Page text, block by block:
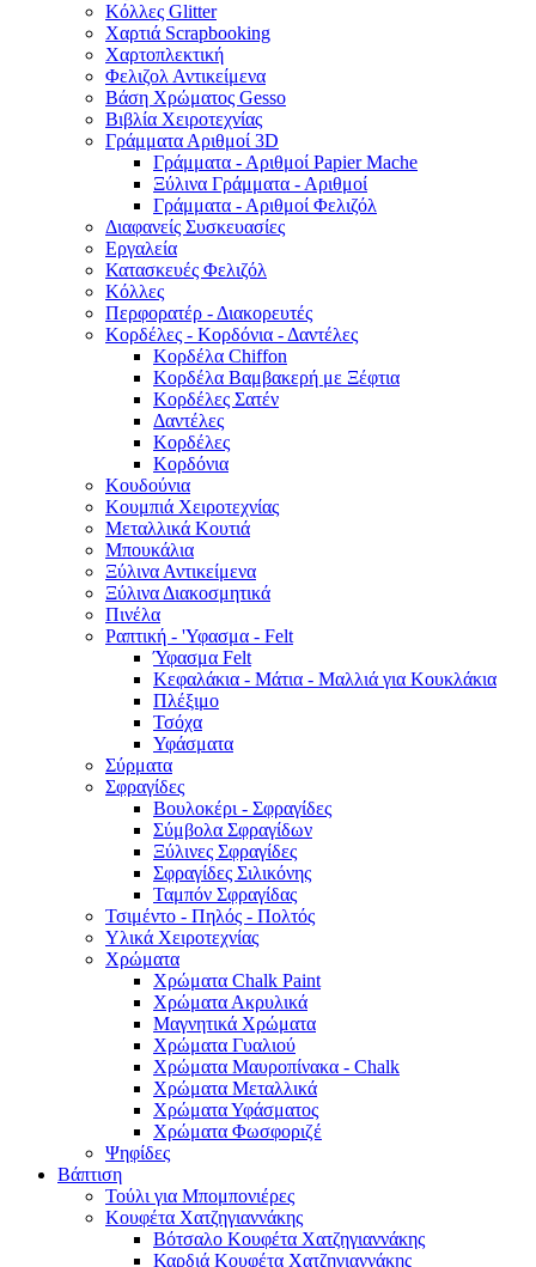
Κόλλες Glitter
Χαρτιά Scrapbooking
Χαρτοπλεκτική
Φελιζολ Αντικείμενα
Βάση Χρώματος Gesso
Βιβλία Χειροτεχνίας
Γράμματα Αριθμοί 3D
Γράμματα - Αριθμοί Papier Mache
Ξύλινα Γράμματα - Αριθμοί
Γράμματα - Αριθμοί Φελιζόλ
Διαφανείς Συσκευασίες
Εργαλεία
Κατασκευές Φελιζόλ
Κόλλες
Περφορατέρ - Διακορευτές
Κορδέλες - Κορδόνια - Δαντέλες
Κορδέλα Chiffon
Κορδέλα Βαμβακερή με Ξέφτια
Κορδέλες Σατέν
Δαντέλες
Κορδέλες
Κορδόνια
Κουδούνια
Κουμπιά Χειροτεχνίας
Μεταλλικά Κουτιά
Μπουκάλια
Ξύλινα Αντικείμενα
Ξύλινα Διακοσμητικά
Πινέλα
Ραπτική - 'Υφασμα - Felt
Ύφασμα Felt
Κεφαλάκια - Μάτια - Μαλλιά για Κουκλάκια
Πλέξιμο
Τσόχα
Υφάσματα
Σύρματα
Σφραγίδες
Βουλοκέρι - Σφραγίδες
Σύμβολα Σφραγίδων
Ξύλινες Σφραγίδες
Σφραγίδες Σιλικόνης
Ταμπόν Σφραγίδας
Τσιμέντο - Πηλός - Πολτός
Υλικά Χειροτεχνίας
Χρώματα
Χρώματα Chalk Paint
Χρώματα Ακρυλικά
Μαγνητικά Χρώματα
Χρώματα Γυαλιού
Χρώματα Μαυροπίνακα - Chalk
Χρώματα Μεταλλικά
Χρώματα Υφάσματος
Χρώματα Φωσφοριζέ
Ψηφίδες
Βάπτιση
Τούλι για Μπομπονιέρες
Κουφέτα Χατζηγιαννάκης
Βότσαλο Κουφέτα Χατζηγιαννάκης
Καρδιά Κουφέτα Χατζηγιαννάκης